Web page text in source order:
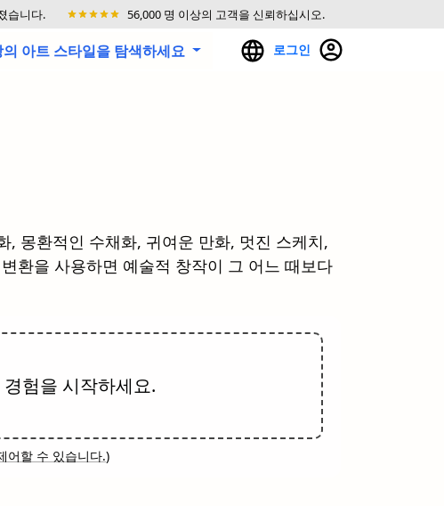
습니다. 56,000 명 이상의 고객을 신뢰하십시오.
로그인
아트 스타일을 탐색하세요
, 몽환적인 수채화, 귀여운 만화, 멋진 스케치,
환을 사용하면 예술적 창작이 그 어느 때보다
험을 시작하세요.
어할 수 있습니다.)